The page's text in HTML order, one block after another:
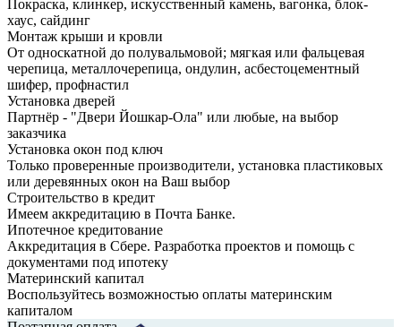
Покраска, клинкер, искусственный камень, вагонка, блок-
хаус, сайдинг
Монтаж крыши и кровли
От односкатной до полувальмовой; мягкая или фальцевая
черепица, металлочерепица, ондулин, асбестоцементный
шифер, профнастил
Установка дверей
Партнёр - "Двери Йошкар-Ола" или любые, на выбор
заказчика
Установка окон под ключ
Только проверенные производители, установка пластиковых
или деревянных окон на Ваш выбор
Строительство в кредит
Имеем аккредитацию в Почта Банке.
Ипотечное кредитование
Аккредитация в Сбере. Разработка проектов и помощь с
документами под ипотеку
Материнский капитал
Воспользуйтесь возможностью оплаты материнским
капиталом